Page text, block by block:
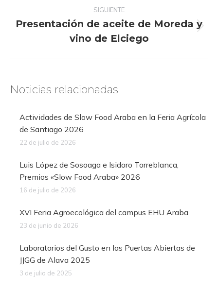
SIGUIENTE
siguiente:
Presentación de aceite de Moreda y
vino de Elciego
Noticias relacionadas
Actividades de Slow Food Araba en la Feria Agrícola
de Santiago 2026
22 de julio de 2026
Luis López de Sosoaga e Isidoro Torreblanca,
Premios «Slow Food Araba» 2026
16 de julio de 2026
XVI Feria Agroecológica del campus EHU Araba
23 de junio de 2026
Laboratorios del Gusto en las Puertas Abiertas de
JJGG de Alava 2025
3 de julio de 2025